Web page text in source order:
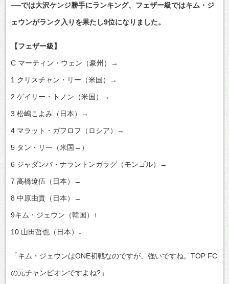
──では大沢ケンジ勝手にランキング、フェザー級ではキム・ジ
ェウンがランク入りを果たし9位になりました。
【フェザー級】
C マーティン・ウェン（豪州）→
1 クリスチャン・リー（米国）→
2 ゲイリー・トノン（米国）→
3 松嶋こよみ（日本）→
4 マラット・ガフロフ（ロシア）→
5 タン・リー（米国→）
6 ジャダンバ・ナラントンガラグ（モンゴル）→
7 高橋遼伍（日本）→
8 中原由貴（日本）→
9キム・ジェウン（韓国）↑
10 山田哲也（日本）↓
「キム・ジェウンはONE初戦なのですが、強いですね。TOP FC
の元チャンピオンですよね?」